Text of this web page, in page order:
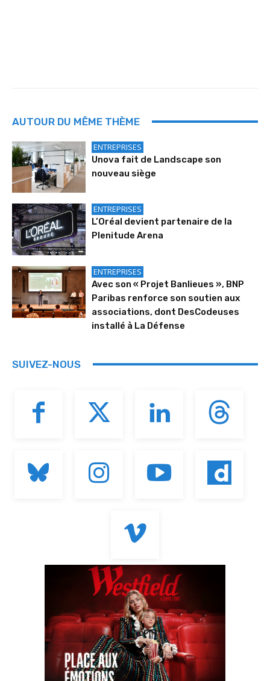
AUTOUR DU MÊME THÈME
ENTREPRISES
Unova fait de Landscape son
nouveau siège
ENTREPRISES
L’Oréal devient partenaire de la
Plenitude Arena
ENTREPRISES
Avec son « Projet Banlieues », BNP
Paribas renforce son soutien aux
associations, dont DesCodeuses
installé à La Défense
SUIVEZ-NOUS